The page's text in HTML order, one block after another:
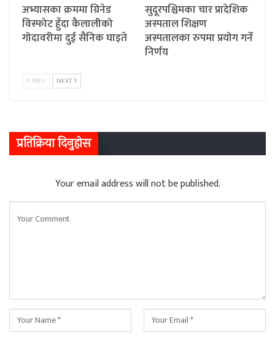
अभ्यासका क्रममा ग्रिनेड
विस्फोट हुँदा कैलालीको
गोदावरीमा दुई सैनिक घाइते
सुदूरपश्चिमका चार प्रादेशिक
अस्पताल शिक्षण
अस्पतालका रुपमा प्रयोग गर्ने
निर्णय
PREV NEXT
प्रतिक्रिया दिनुहोस
Your email address will not be published.